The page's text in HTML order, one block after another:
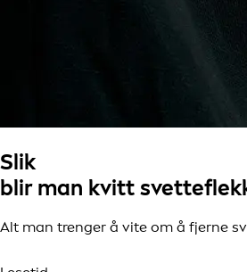
Slik
blir man kvitt
Alt man trenger å vite om å fjerne